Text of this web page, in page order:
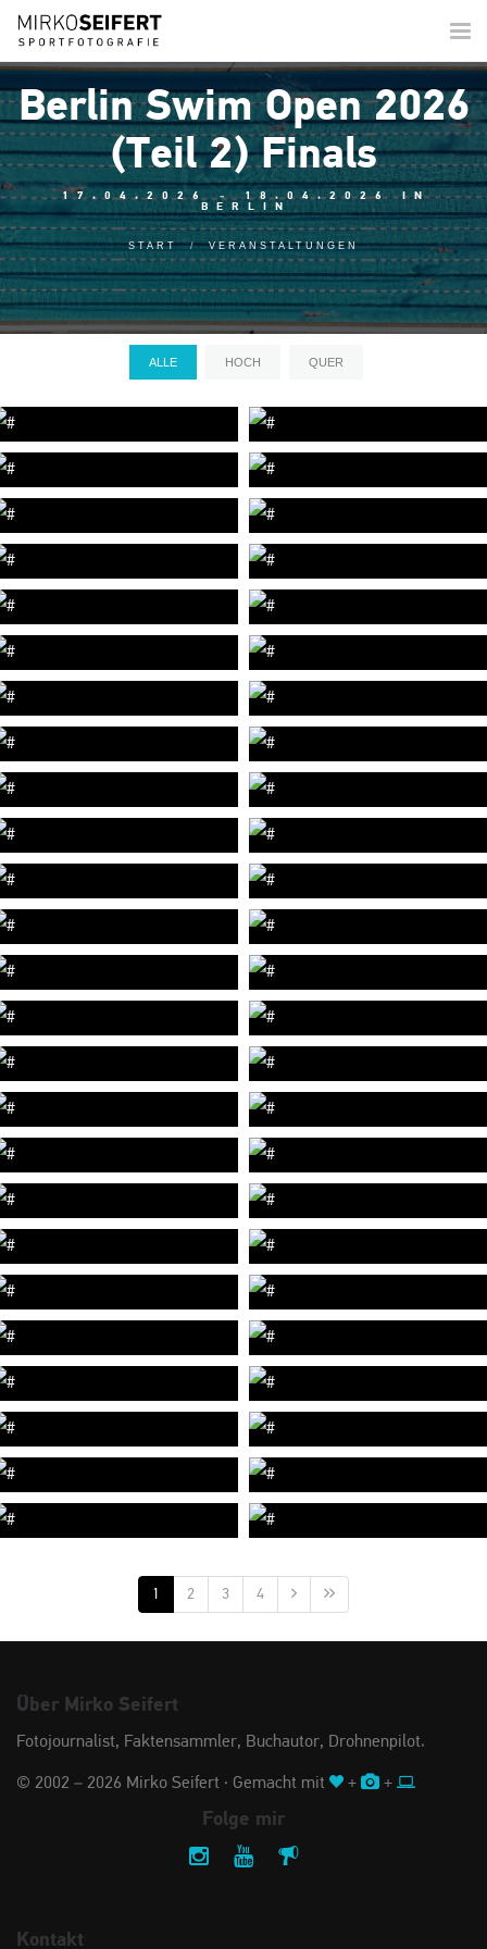
Berlin Swim Open 2026
(Teil 2) Finals
17.04.2026 - 18.04.2026 IN
BERLIN
START VERANSTALTUNGEN
ALLE HOCH QUER
1 2 3 4
Über Mirko Seifert
Fotojournalist, Faktensammler, Buchautor, Drohnenpilot.
© 2002 – 2026 Mirko Seifert · Gemacht mit + +
Folge mir
Kontakt